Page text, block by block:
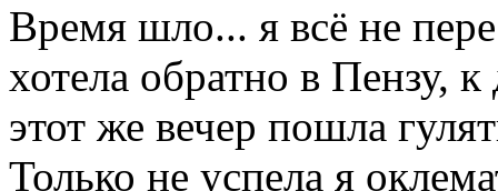
Время шло... я всё не
хотела обратно в Пензу,
этот же вечер пошла
Только не успела я